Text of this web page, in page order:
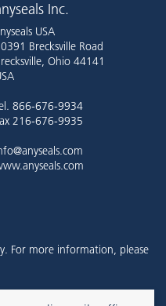
Inc.
USA
Brecksville Road
Ohio 44141
866-676-9934
216-676-9935
For more information, please